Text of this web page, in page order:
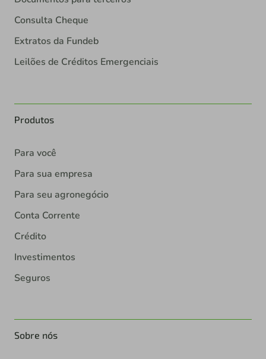
Consulta Cheque
Extratos da Fundeb
Leilões de Créditos Emergenciais
Produtos
Para você
Para sua empresa
Para seu agronegócio
Conta Corrente
Crédito
Investimentos
Seguros
Sobre nós